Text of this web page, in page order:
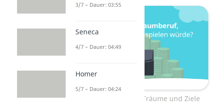
Deep Talk Fragen über Träume und Ziele
3/7 – Dauer: 03:55
Seneca
4/7 – Dauer: 04:49
Homer
5/7 – Dauer: 04:24